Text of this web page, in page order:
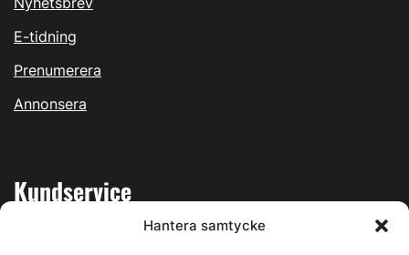
Hantera samtycke
E-tidning
Prenumerera
Annonsera
Kundservice